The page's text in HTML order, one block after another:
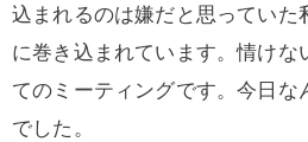
込まれるのは嫌だと思っていた
に巻き込まれています。情けな
てのミーティングです。今日な
でした。